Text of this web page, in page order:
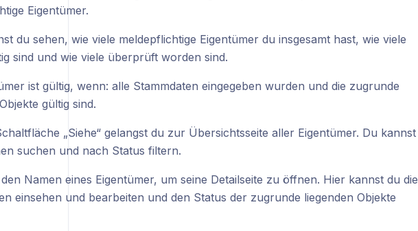
Eigentümer.
du sehen, wie viele meldepflichtige Eigentümer du insgesamt hast, wie viele
sind und wie viele überprüft worden sind.
ist gültig, wenn: alle Stammdaten eingegeben wurden und die zugrunde
gültig sind.
„Siehe“ gelangst du zur Übersichtsseite aller Eigentümer. Du kannst
suchen und nach Status filtern.
Namen eines Eigentümer, um seine Detailseite zu öffnen. Hier kannst du die
einsehen und bearbeiten und den Status der zugrunde liegenden Objekte